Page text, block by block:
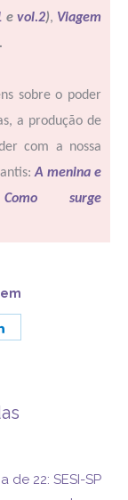
e vol.2), Viagem
.
sobre o poder
a produção de
com a nossa
A menina e
Como surge
Share
de 22: SESI-SP